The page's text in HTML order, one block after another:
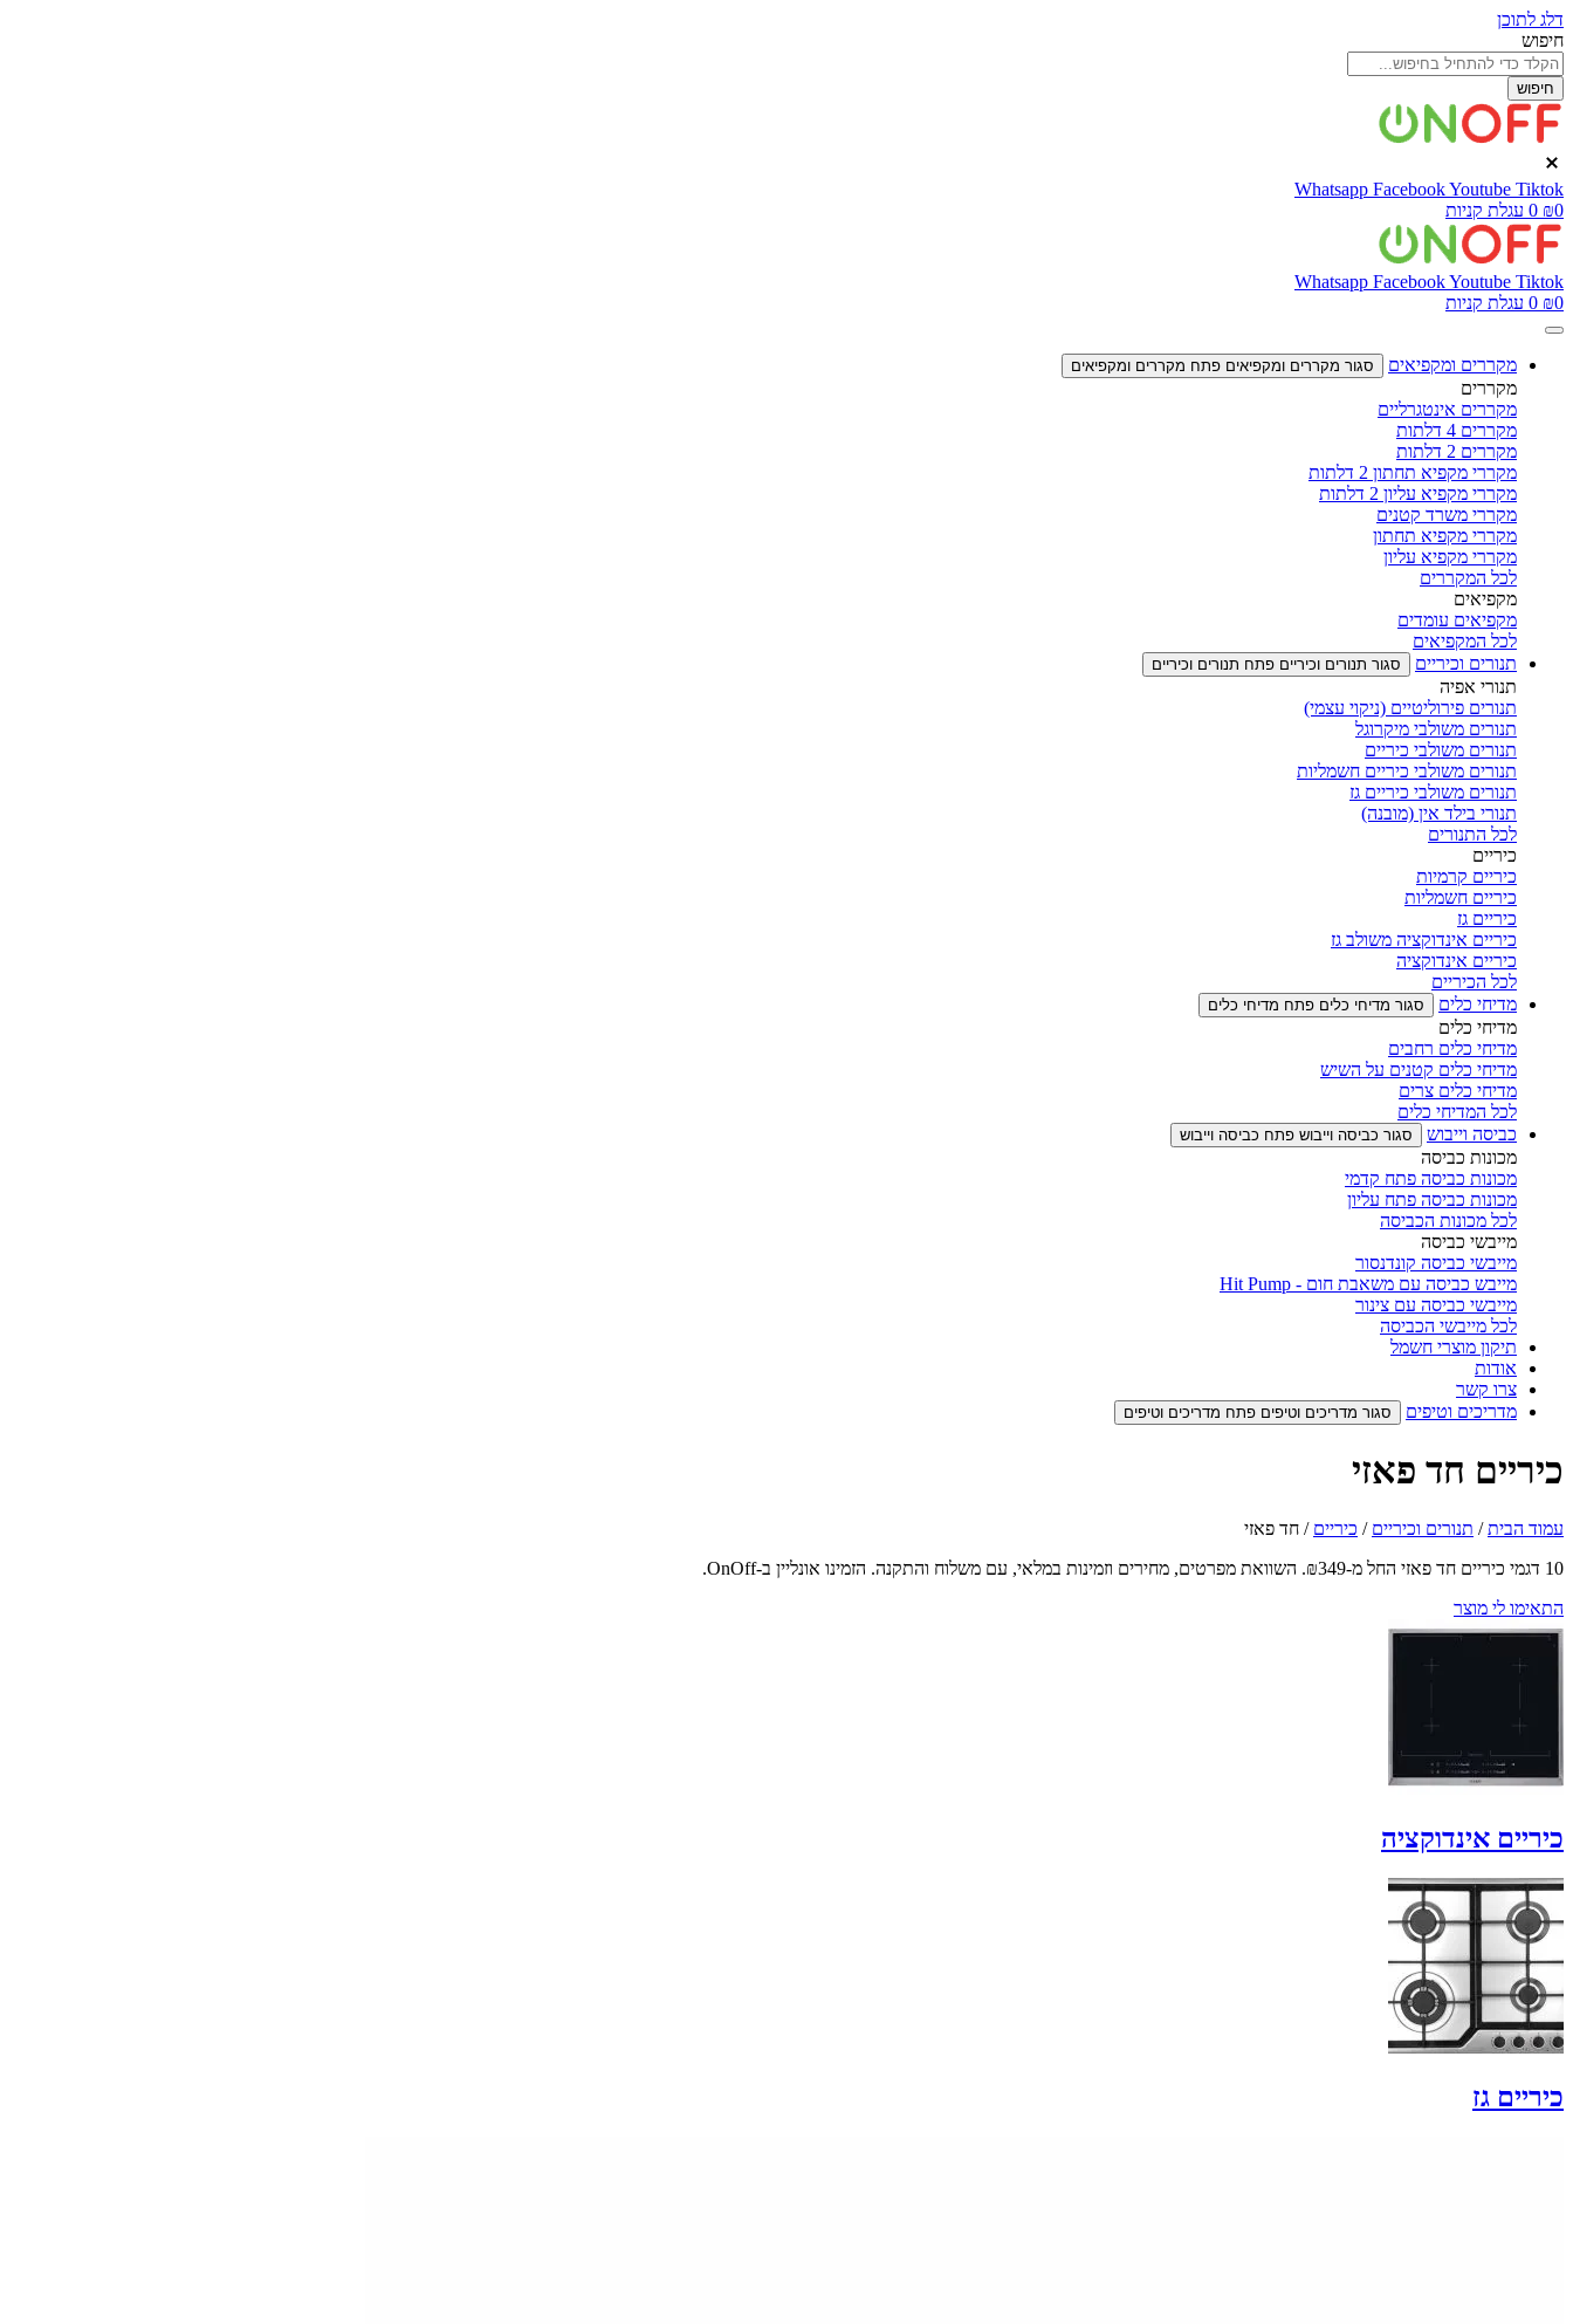
דלג לתוכן
חיפוש
חיפוש
Whatsapp FacebookYoutube Tiktok
₪0
0 עגלת קניות
Whatsapp FacebookYoutube Tiktok
₪0
0 עגלת קניות
מקררים ומקפיאים סגור מקררים ומקפיאים פתח מקררים ומקפיאים
מקררים
מקררים אינטגרליים
מקררים 4 דלתות
מקררים 2 דלתות
מקררי מקפיא תחתון 2 דלתות
מקררי מקפיא עליון 2 דלתות
מקררי משרד קטנים
מקררי מקפיא תחתון
מקררי מקפיא עליון
לכל המקררים
מקפיאים
מקפיאים עומדים
לכל המקפיאים
תנורים וכיריים
סגור תנורים וכיריים פתח תנורים וכיריים
תנורי אפיה
תנורים פירוליטיים (ניקוי עצמי)
תנורים משולבי מיקרוגל
תנורים משולבי כיריים
תנורים משולבי כיריים חשמליות
תנורים משולבי כיריים גז
תנורי בילד אין (מובנה)
לכל התנורים
כיריים
כיריים קרמיות
כיריים חשמליות
כיריים גז
כיריים אינדוקציה משולב גז
כיריים אינדוקציה
לכל הכיריים
מדיחי כלים
סגור מדיחי כלים פתח מדיחי כלים
מדיחי כלים
מדיחי כלים רחבים
מדיחי כלים קטנים על השיש
מדיחי כלים צרים
לכל המדיחי כלים
כביסה וייבוש
סגור כביסה וייבוש פתח כביסה וייבוש
מכונות כביסה
מכונות כביסה פתח קדמי
מכונות כביסה פתח עליון
לכל מכונות הכביסה
מייבשי כביסה
מייבשי כביסה קונדנסור
מייבש כביסה עם משאבת חום - Hit Pump
מייבשי כביסה עם צינור
לכל מייבשי הכביסה
תיקון מוצרי חשמל
אודות
צרו קשר
מדריכים וטיפים
סגור מדריכים וטיפים פתח מדריכים וטיפים
כיריים חד פאזי
עמוד הבית/ תנורים וכיריים / כיריים / חד פאזי
10 דגמי כיריים חד פאזי החל מ-₪349. השוואת מפרטים, מחירים וזמינות במלאי, עם משלוח והתקנה. הזמינו אונליין ב-OnOff.
התאימו לי מוצר
כיריים אינדוקציה
כיריים גז